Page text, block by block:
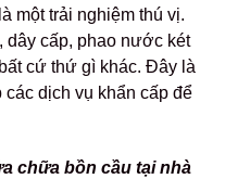
một trải nghiệm thú vị.
dây cấp, phao nước két
cứ thứ gì khác. Đây là
các dịch vụ khẩn cấp để
chữa bồn cầu tại nhà